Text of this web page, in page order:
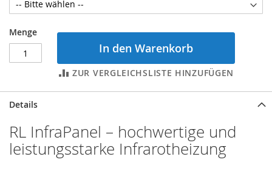
Menge
In den Warenkorb
ZUR VERGLEICHSLISTE HINZUFÜGEN
Details
RL InfraPanel – hochwertige und
leistungsstarke Infrarotheizung